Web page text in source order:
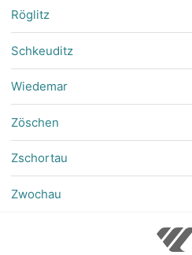
Röglitz
Schkeuditz
Wiedemar
Zöschen
Zschortau
Zwochau